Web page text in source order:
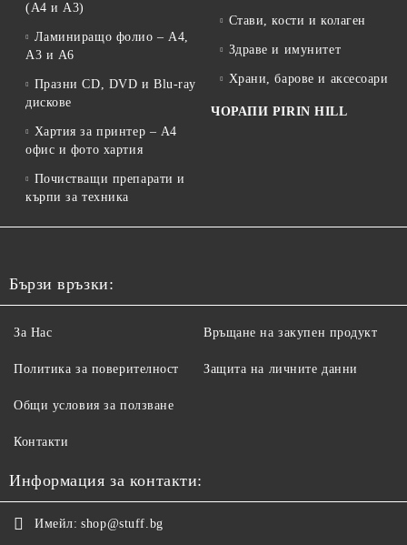
(A4 и A3)
Ламиниращо фолио – A4,
A3 и A6
Празни CD, DVD и Blu-ray
дискове
Хартия за принтер – A4
офис и фото хартия
Почистващи препарати и
кърпи за техника
Стави, кости и колаген
Здраве и имунитет
Храни, барове и аксесоари
ЧОРАПИ PIRIN HILL
Бързи връзки:
За Нас
Политика за поверителност
Общи условия за ползване
Контакти
Връщане на закупен продукт
Защита на личните данни
Информация за контакти:
Имейл: shop@stuff.bg